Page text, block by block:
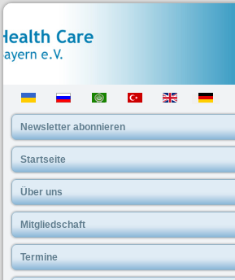
Newsletter abonnieren
Startseite
Über uns
Mitgliedschaft
Termine